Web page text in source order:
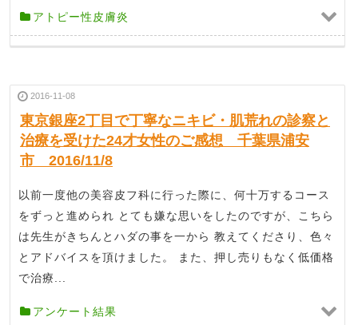
アトピー性皮膚炎
2016-11-08
東京銀座2丁目で丁寧なニキビ・肌荒れの診察と
治療を受けた24才女性のご感想 千葉県浦安
市 2016/11/8
以前一度他の美容皮フ科に行った際に、何十万するコース
をずっと進められ とても嫌な思いをしたのですが、こちら
は先生がきちんとハダの事を一から 教えてくださり、色々
とアドバイスを頂けました。 また、押し売りもなく低価格
で治療...
アンケート結果